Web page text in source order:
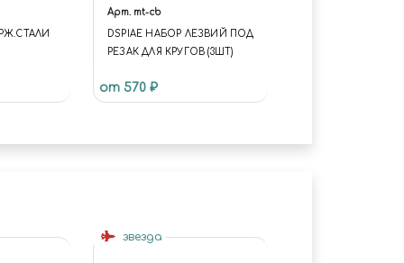
Арт. mt-cb
DSPIAE НАБОР ЛЕЗВИЙ ПОД
РЕЗАК ДЛЯ КРУГОВ (3ШТ)
от 570 ₽
звезда